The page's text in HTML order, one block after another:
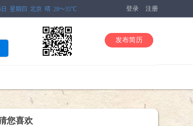
登录 注册
发布简历
您喜欢